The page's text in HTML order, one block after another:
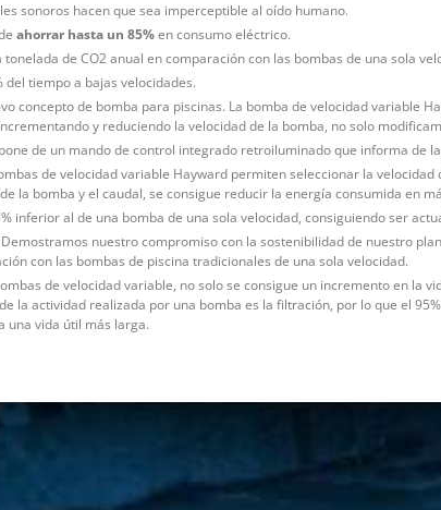
sonoros hacen que sea imperceptible al oído humano.
ahorrar hasta un 85%en consumo eléctrico.
de CO2 anual en comparación con las bombas de una sola
del tiempo a bajas velocidades.
concepto de bomba para piscinas. La bomba de velocidad variable
y reduciendo la velocidad de la bomba, no solo
de un mando de control integrado retroiluminado que informa de
de velocidad variable Hayward permiten seleccionar la
la bomba y el caudal, se consigue reducir la energía consumida en
inferior al de una bomba de una sola velocidad, consiguiendo ser
Demostramos nuestro compromiso con la sostenibilidad de nuestro
con las bombas de piscina tradicionales de una sola velocidad.
de velocidad variable, no solo se consigue un incremento en la
la actividad realizada por una bomba es la filtración, por lo que el
una vida útil más larga.